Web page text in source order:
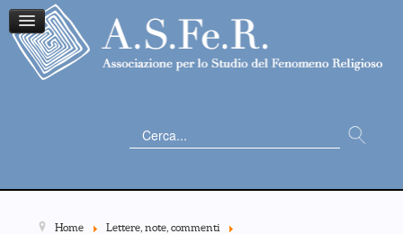
Cerca...
Home
Lettere, note, commenti